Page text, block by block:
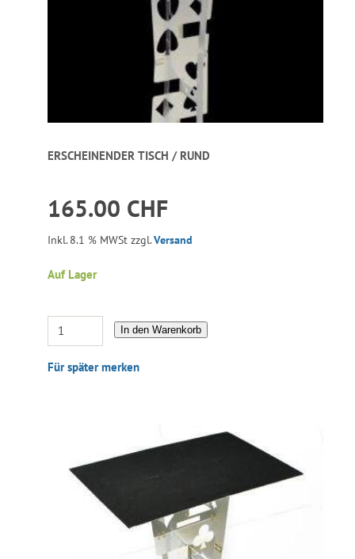
ERSCHEINENDER TISCH / RUND
165.00 CHF
Inkl. 8.1 % MWSt zzgl.Versand
Auf Lager
In den Warenkorb
Für später merken